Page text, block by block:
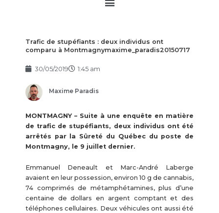
Trafic de stupéfiants : deux individus ont
comparu à Montmagnymaxime_paradis20150717
30/05/2019 1:45 am
Maxime Paradis
MONTMAGNY – Suite à une enquête en matière
de trafic de stupéfiants, deux individus ont été
arrêtés par la Sûreté du Québec du poste de
Montmagny, le 9 juillet dernier.
Emmanuel Deneault et Marc-André Laberge
avaient en leur possession, environ 10 g de cannabis,
74 comprimés de métamphétamines, plus d’une
centaine de dollars en argent comptant et des
téléphones cellulaires. Deux véhicules ont aussi été